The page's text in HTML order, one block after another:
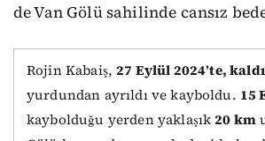
de Van Gölü sahilinde cansız
Rojin Kabaiş,27 Eylül 2024’te,
yurdundan ayrıldı ve kayboldu. 15
kaybolduğu yerden yaklaşık20 km